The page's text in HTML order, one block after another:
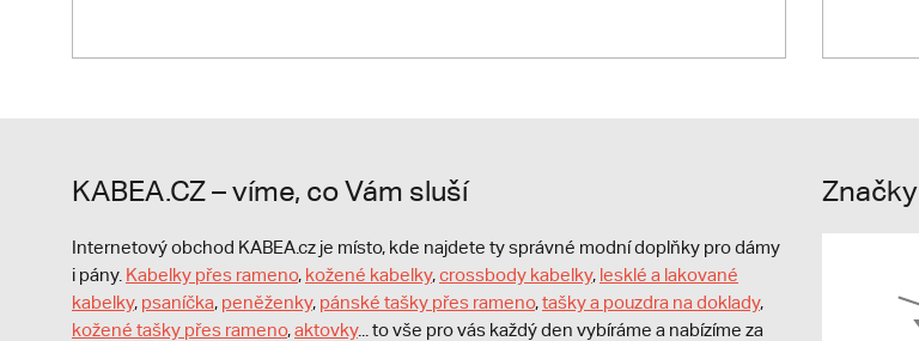
KABEA.CZ – víme, co Vám sluší
Internetový obchod KABEA.cz je místo, kde najdete ty správné modní doplňky pro dámy
i pány. Kabelky přes rameno, kožené kabelky,crossbody kabelky, lesklé a lakované
kabelky, psaníčka, peněženky, pánské tašky přes rameno,tašky a pouzdra na doklady,
kožené tašky přes rameno,aktovky... to vše pro vás každý den vybíráme a nabízíme za
Značky